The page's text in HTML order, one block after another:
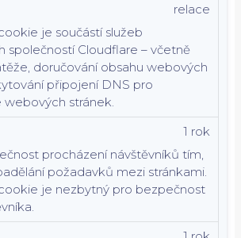
je součástí služeb
společností Cloudflare – včetně
doručování obsahu webových
připojení DNS pro
stránek.
relace
procházení návštěvníků tím,
požadavků mezi stránkami.
je nezbytný pro bezpečnost
1 rok